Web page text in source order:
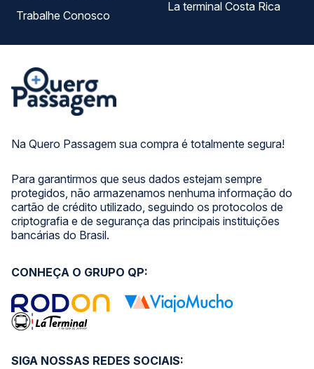
Na Quero Passagem sua compra é totalmente segura!
Para garantirmos que seus dados estejam sempre
protegidos, não armazenamos nenhuma informação do
cartão de crédito utilizado, seguindo os protocolos de
criptografia e de segurança das principais instituições
bancárias do Brasil.
Trabalhe Conosco
La terminal Costa Rica
SIGA NOSSAS REDES SOCIAIS:
CONHEÇA O GRUPO QP: